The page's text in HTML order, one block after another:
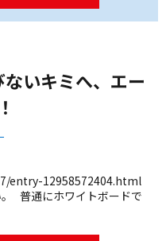
いキミへ、エー
entry-12958572404.html
普通にホワイトボードで